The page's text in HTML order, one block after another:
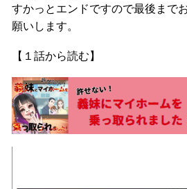
すかっとエンドですので最後まで
願いします。
【１話から読む】